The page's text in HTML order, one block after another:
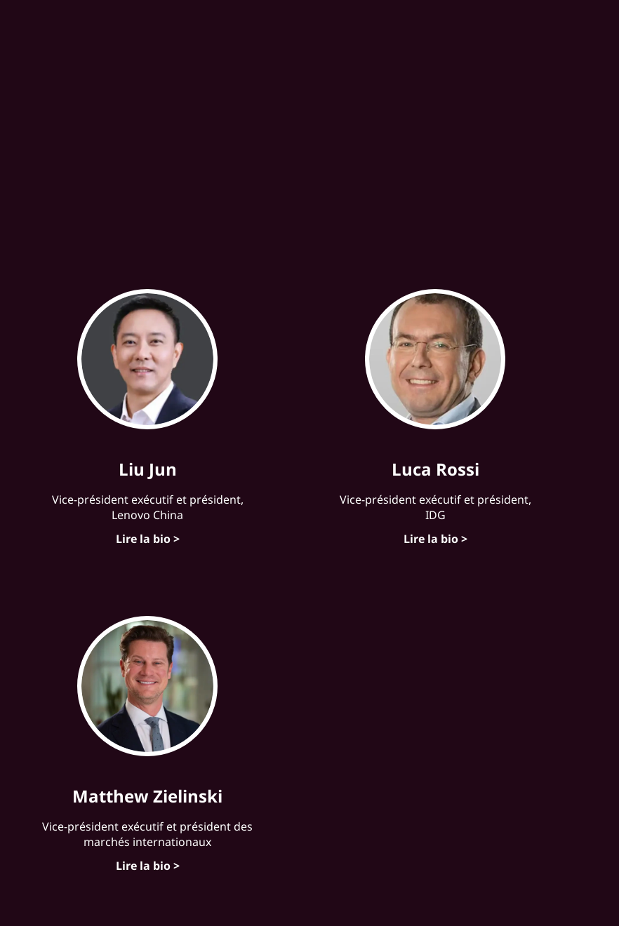
Liu Jun
Vice-président exécutif et président,
Lenovo China
Lire la bio >
Luca Rossi
Vice-président exécutif et président,
IDG
Lire la bio >
Matthew Zielinski
Vice-président exécutif et président des
marchés internationaux
Lire la bio >